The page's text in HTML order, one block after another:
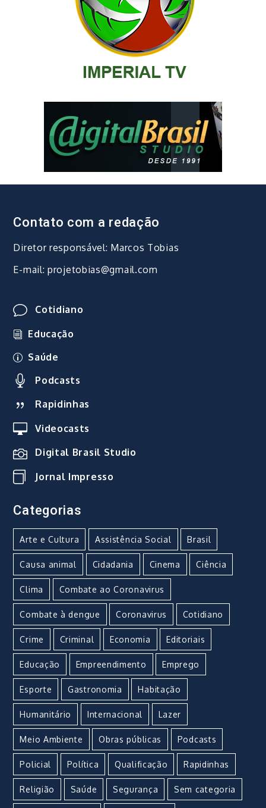
Contato com a redação
Diretor responsável: Marcos Tobias
E-mail: projetobias@gmail.com
Cotidiano
Educação
Saúde
Podcasts
Rapidinhas
Videocasts
Digital Brasil Studio
Jornal Impresso
Categorias
Arte e Cultura Assistência Social Brasil
Causa animal Cidadania Cinema Ciência
Clima Combate ao Coronavirus
Combate à dengue Coronavirus Cotidiano
Crime Criminal Economia Editoriais
Educação Empreendimento Emprego
Esporte Gastronomia Habitação
Humanitário Internacional Lazer
Meio Ambiente Obras públicas Podcasts
Policial Política Qualificação Rapidinhas
Religião Saúde Segurança Sem categoria